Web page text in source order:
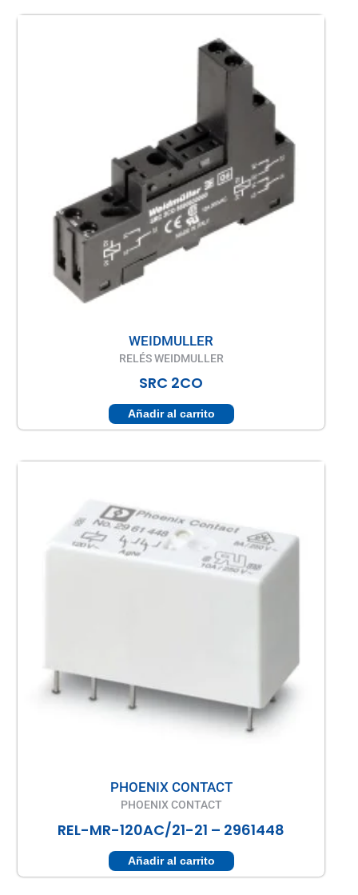
WEIDMULLER
RELÉS WEIDMULLER
SRC 2CO
Añadir al carrito
PHOENIX CONTACT
PHOENIX CONTACT
REL-MR-120AC/21-21 – 2961448
Añadir al carrito